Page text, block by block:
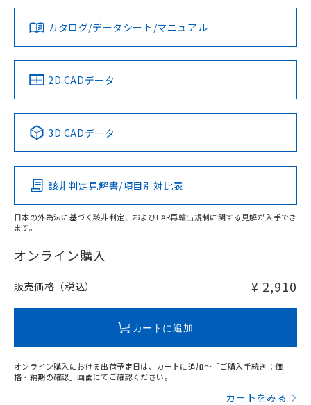
ダウンロードデータをご利用いただく前に、以下を必ずお読
みください。
ソフトウェアの使用条件
対応済み
中国 RoHS 注意事項・凡例
Pb Hg Cd Cr(VI)
O
在庫等で未対応品が混在する可能性があります。
問い合わせください。
LR型式承認
（イギリス
船舶規格）
DNV型式承認
（ノルウェー
BV型式承認
（フランス
KR型式
（韓国
No No No No
この製品の規格認証/適合状況ページへ
その他の認証はこちらのページからご検索ください
カタログ/データシート/マニュアル
2D CADデータ
3D CADデータ
該非判定見解書/項目別対比表
日本の外為法に基づく該非判定、およびEAR再輸出規制に関する見解が入手でき
ます。
オンライン購入
販売価格（税込） ¥ 2,910
カートに追加
オンライン購入における出荷予定日は、カートに追加～「ご購入手続き：価
格・納期の確認」画面にてご確認ください。
カートをみる